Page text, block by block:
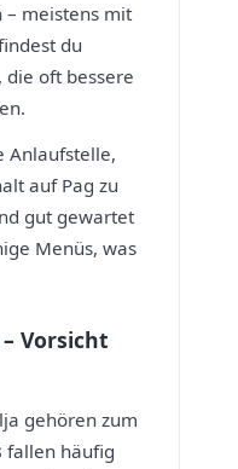
– meistens mit
du
die oft bessere
Anlaufstelle,
auf Pag zu
gut gewartet
Menüs, was
Vorsicht
gehören zum
fallen häufig